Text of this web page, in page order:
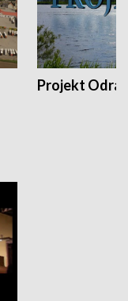
Projekt Odra